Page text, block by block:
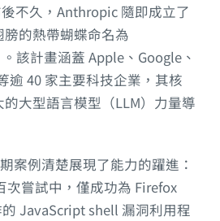
不久，Anthropic 隨即成立了
的熱帶蝴蝶命名為
該計畫涵蓋 Apple、Google、
逾 40 家主要科技企業，其核
大型語言模型（LLM）力量導
案例清楚展現了能力的躍進：
次嘗試中，僅成功為 Firefox
JavaScript shell 漏洞利用程